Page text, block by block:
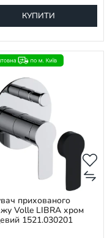
КУПИТИ
прихованого
Volle LIBRA хром
1521.030201